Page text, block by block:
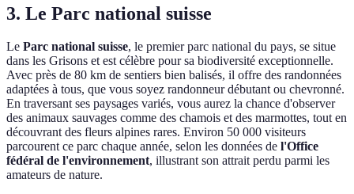
3. Le Parc national suisse
Le Parc national suisse, le premier parc national du pays, se situe
dans les Grisons et est célèbre pour sa biodiversité exceptionnelle.
Avec près de 80 km de sentiers bien balisés, il offre des randonnées
adaptées à tous, que vous soyez randonneur débutant ou chevronné.
En traversant ses paysages variés, vous aurez la chance d'observer
des animaux sauvages comme des chamois et des marmottes, tout en
découvrant des fleurs alpines rares. Environ 50 000 visiteurs
parcourent ce parc chaque année, selon les données de l'Office
fédéral de l'environnement, illustrant son attrait perdu parmi les
amateurs de nature.